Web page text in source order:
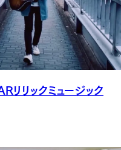
リリックミュージック